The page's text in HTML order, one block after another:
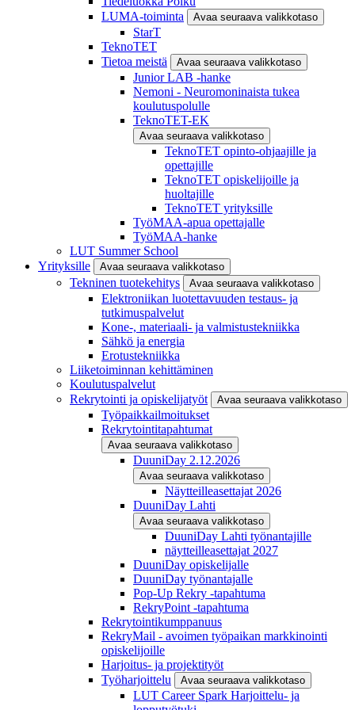
LUMA-toiminta
Avaa seuraava valikkotaso
StarT
TeknoTET
Tietoa meistä
Avaa seuraava valikkotaso
Junior LAB -hanke
Nemoni - Neuromoninaista tukea
koulutuspolulle
TeknoTET-EK
Avaa seuraava valikkotaso
TeknoTET opinto-ohjaajille ja
opettajille
TeknoTET opiskelijoille ja
huoltajille
TeknoTET yrityksille
TyöMAA-apua opettajalle
TyöMAA-hanke
LUT Summer School
Yrityksille
Avaa seuraava valikkotaso
Tekninen tuotekehitys Avaa seuraava valikkotaso
Elektroniikan luotettavuuden testaus- ja
tutkimuspalvelut
Kone-, materiaali- ja valmistustekniikka
Sähkö ja energia
Erotustekniikka
Liiketoiminnan kehittäminen
Koulutuspalvelut
Rekrytointi ja opiskelijatyöt
Avaa seuraava valikkotaso
Työpaikkailmoitukset
Rekrytointitapahtumat
Avaa seuraava valikkotaso
DuuniDay 2.12.2026
Avaa seuraava valikkotaso
Näytteilleasettajat 2026
DuuniDay Lahti
Avaa seuraava valikkotaso
DuuniDay Lahti työnantajille
näytteilleasettajat 2027
DuuniDay opiskelijalle
DuuniDay työnantajalle
Pop-Up Rekry -tapahtuma
RekryPoint -tapahtuma
Rekrytointikumppanuus
RekryMail - avoimen työpaikan markkinointi
opiskelijoille
Harjoitus- ja projektityöt
Työharjoittelu
Avaa seuraava valikkotaso
LUT Career Spark Harjoittelu- ja